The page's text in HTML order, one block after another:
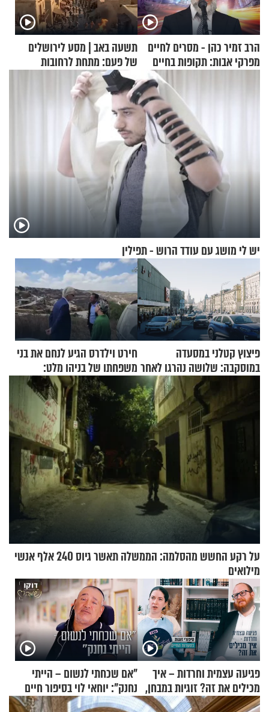
הרב זמיר כהן - מסרים לחיים
מפרקי אבות: תקופות בחיים
תשעה באב | מסע לירושלים
של פעם: מתחת לרחובות
ירושלים
יש לי מושג עם עודד הרוש - תפילין
פיצוץ קטלני במסעדה
במוסקבה: שלושה נהרגו לאחר
שמטען שנשאה אישה התפוצץ
חירט וילדרס הגיע לנחם את בני
משפחתו של בניהו מלט:
"מיליונים באירופה תומכים
בכם"
על רקע החשש מהסלמה: הממשלה תאשר גיוס 240 אלף אנשי
מילואים
פגיעה עצמית וחרדות – איך
מכילים את זה? זוגיות במבחן,
הפעם עם יהודית ואלתר כהן
"אם שכחתי לנשום – הייתי
נחנק": יוחאי לוי בסיפור חיים
מעורר השראה